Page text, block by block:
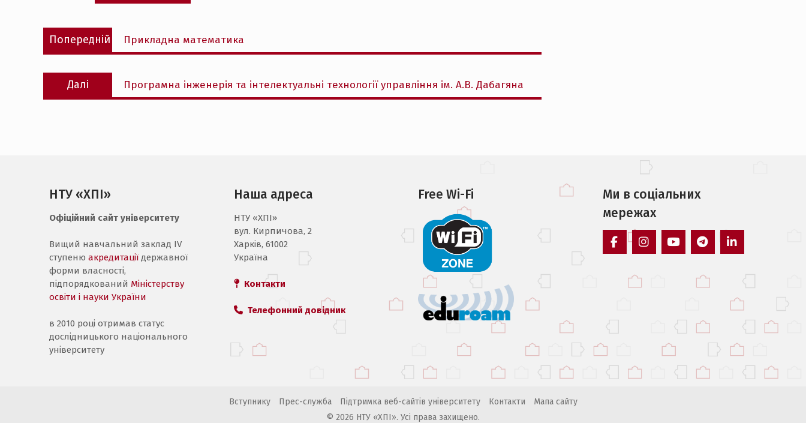
Навігація
записів
Попередній
Попередній
запис:
Прикладна математика
Далі
Наступний
запис:
Програмна інженерія та інтелектуальні технології управління ім. А.В. Дабагяна
НТУ «ХПІ»
Офіційний сайт університету
Вищий навчальний заклад IV
ступеню акредитації державної
форми власності,
підпорядкований Міністерству
освіти і науки України
в 2010 році отримав статус
дослідницького національного
університету
Наша адреса
НТУ «ХПI»
вул. Кирпичова, 2
Харків, 61002
Україна
Контакти
Телефонний довідник
Free Wi-Fi
Ми в соцiальних
мережах
Вступнику Прес-служба Підтримка веб-сайтів університету Контакти
Мапа сайту
© 2026 НТУ «ХПІ». Усі права захищено.